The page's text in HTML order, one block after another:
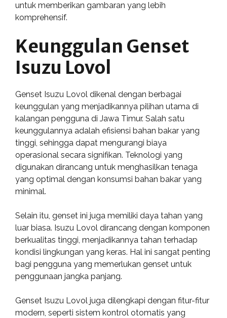
untuk memberikan gambaran yang lebih
komprehensif.
Keunggulan Genset
Isuzu Lovol
Genset Isuzu Lovol dikenal dengan berbagai
keunggulan yang menjadikannya pilihan utama di
kalangan pengguna di Jawa Timur. Salah satu
keunggulannya adalah efisiensi bahan bakar yang
tinggi, sehingga dapat mengurangi biaya
operasional secara signifikan. Teknologi yang
digunakan dirancang untuk menghasilkan tenaga
yang optimal dengan konsumsi bahan bakar yang
minimal.
Selain itu, genset ini juga memiliki daya tahan yang
luar biasa. Isuzu Lovol dirancang dengan komponen
berkualitas tinggi, menjadikannya tahan terhadap
kondisi lingkungan yang keras. Hal ini sangat penting
bagi pengguna yang memerlukan genset untuk
penggunaan jangka panjang.
Genset Isuzu Lovol juga dilengkapi dengan fitur-fitur
modern, seperti sistem kontrol otomatis yang